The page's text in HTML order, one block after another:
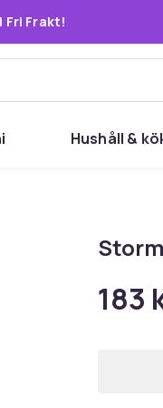
Fri Frakt!
Hushåll &
183